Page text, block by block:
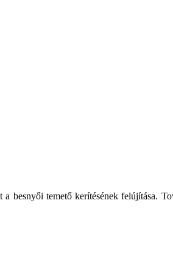
besnyői temető kerítésének felújítása.